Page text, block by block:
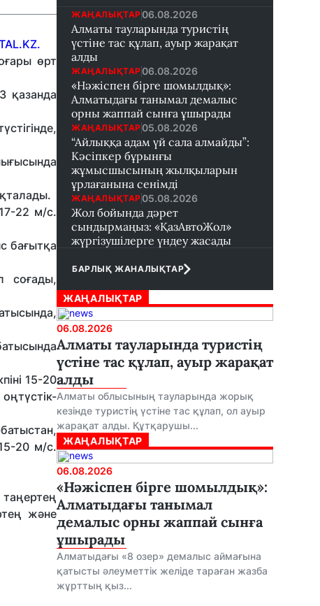
өрт
қазанда
22 м/с.
бағытқа
соғады,
15-20
20 м/с.
таңертең
және
ЖАҢАЛЫҚТАР 06.08.2026
Алматы тауларында туристің
үстіне тас құлап, ауыр жарақат
алды
ЖАҢАЛЫҚТАР 06.08.2026
«Нәжіспен бірге шомылдық»:
Алматыдағы танымал демалыс
орны жаппай сынға ұшырады
ЖАҢАЛЫҚТАР 05.08.2026
“Айлыққа адам үй сала алмайды”:
Кәсіпкер бұрынғы
жұмысшысының жылқыларын
ұрлағанына сенімді
ЖАҢАЛЫҚТАР 05.08.2026
Жол бойында дәрет
сындырмаңыз: «ҚазАвтоЖол»
жүргізушілерге үндеу жасады
БАРЛЫҚ ЖАНАЛЫҚТАР
ЖАҢАЛЫҚТАР
06.08.2026
Алматы тауларында туристің
үстіне тас құлап, ауыр жарақат
алды
Алматы облысының тауларында жорық
кезінде туристің үстіне тас құлап, ол ауыр
жарақат алды. Құтқарушы...
ЖАҢАЛЫҚТАР
06.08.2026
«Нәжіспен бірге шомылдық»:
Алматыдағы танымал
демалыс орны жаппай сынға
ұшырады
Алматыдағы «8 озер» демалыс аймағына
қатысты әлеуметтік желіде тараған жазба
жұрттың қыз...